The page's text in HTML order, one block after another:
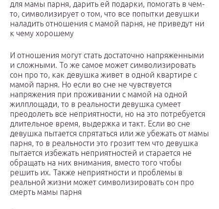
для мамы парня, дарить ей подарки, помогать в чем-
то, символизирует о том, что все попытки девушки
наладить отношения с мамой парня, не приведут ни
к чему хорошему
И отношения могут стать достаточно напряженными
и сложными. То же самое может символизировать
сон про то, как девушка живет в одной квартире с
мамой парня. Но если во сне не чувствуется
напряжения при проживании с мамой на одной
жилплощади, то в реальности девушка сумеет
преодолеть все неприятности, но на это потребуется
длительное время, выдержка и такт. Если во сне
девушка пытается спрятаться или же убежать от мамы
парня, то в реальности это грозит тем что девушка
пытается избежать неприятностей и старается не
обращать на них внимания, вместо того чтобы
решить их. Также неприятности и проблемы в
реальной жизни может символизировать сон про
смерть мамы парня